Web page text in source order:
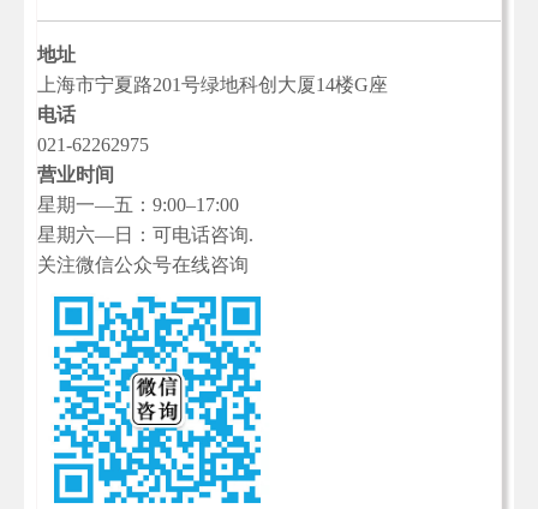
地址
上海市宁夏路201号绿地科创大厦14楼G座
电话
021-62262975
营业时间
星期一—五：9:00–17:00
星期六—日：可电话咨询.
关注微信公众号在线咨询